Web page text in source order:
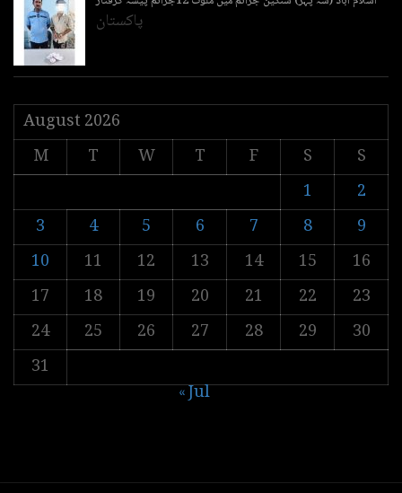
پاکستان
August 2026
M
T W T F S
S
1
2
3
4 5 6 7 8
9
10
11 12 13 14 15
16
17
18 19 20 21 22
23
24
25 26 27 28 29
30
31
« Jul